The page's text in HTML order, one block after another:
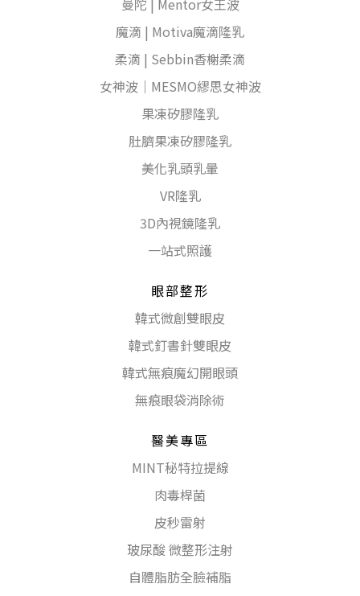
曼陀 | Mentor女王波
魔滴 | Motiva魔滴隆乳
柔滴 | Sebbin香榭柔滴
女神波｜MESMO繆思女神波
果凍矽膠隆乳
肚臍果凍矽膠隆乳
美化乳頭乳暈
VR隆乳
3D內視鏡隆乳
一站式照護
眼部整形
韓式微創雙眼皮
韓式釘書針雙眼皮
韓式無痕魔幻開眼頭
無痕眼袋消除術
醫美專區
MINT秘特拉提線
肉毒桿菌
皮秒雷射
玻尿酸 微整形注射
自體脂肪全臉補脂